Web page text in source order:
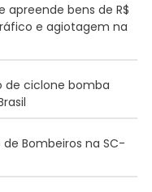
apreende bens de R$
e agiotagem na
de ciclone bomba
Bombeiros na SC-